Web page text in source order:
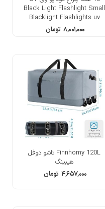
Black Light Flashlight Small
Blacklight Flashlights uv
۸,۰۰۱,۰۰۰ تومان
Finnhomy 120L تاشو دوفل
هیبینگ
۴,۶۵۷,۰۰۰ تومان